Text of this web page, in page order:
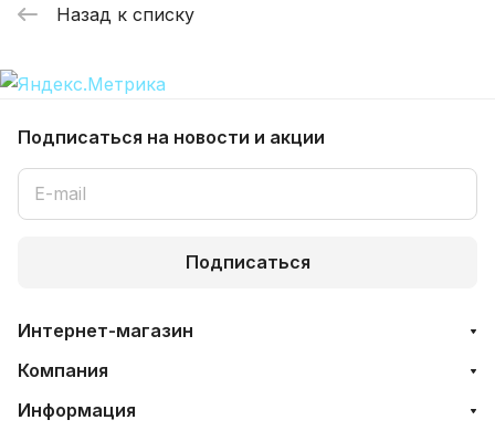
Назад к списку
Подписаться на новости и акции
Подписаться
Интернет-магазин
Компания
Информация